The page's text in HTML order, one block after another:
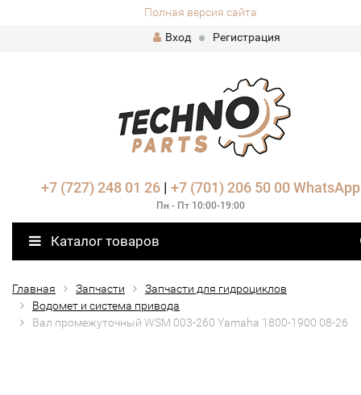
Полная версия сайта
Вход
Регистрация
+7 (727) 248 01 26| +7 (701) 206 50 00 WhatsApp
Пн - Пт 10:00-19:00
Каталог товаров
Главная Запчасти
Запчасти для гидроциклов
Водомет и система привода
Вал промежуточный WSM 003-260 Yamaha 1800-1900 08-26